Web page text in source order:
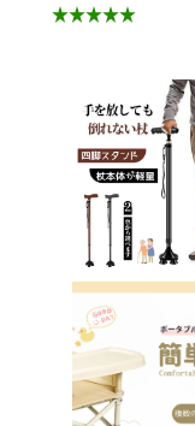
ア 疲れにくい 学
学習チェア オ
チェア パソコ
ア ベロア調 イ
ア 椅子 イス 在
ーク アシェル
アント C-56